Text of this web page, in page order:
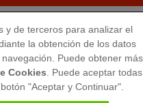
Alto,
Malla
y de terceros para analizar el
la obtención de los datos
Puede obtener más
Cookies . Puede aceptar todas
"Aceptar y Continuar".